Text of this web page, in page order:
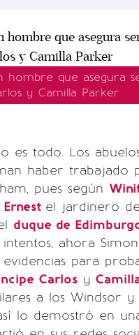
hombre que asegura
y Camilla Parker
es todo. Los
haber trabajado
pues según
Ernest el jardinero
duque de
intentos, ahora
para
Carlos y
a los Windsor
lo demostró en